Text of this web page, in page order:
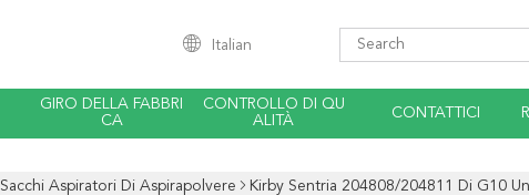
Italian
GIRO DELLA FABBRI
CA
CONTROLLO DI QU
ALITÀ
CONTATTICI
Sacchi Aspiratori Di Aspirapolvere
Kirby Sentria 204808/204811 Di G10